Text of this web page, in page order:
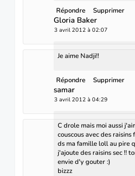
Répondre Supprimer
Gloria Baker
3 avril 2012 à 02:07
Je aime Nadji!!
Répondre Supprimer
samar
3 avril 2012 à 04:29
C drole mais moi aussi
couscous avec des
ds ma famille loll au pire
j'ajoute des raisins sec !!
envie d'y gouter :)
bizzz